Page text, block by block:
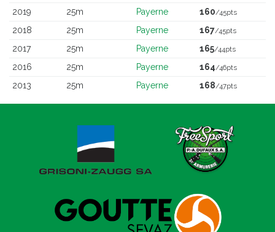
2019 25m Payerne 160/45pts
2018 25m Payerne 167/45pts
2017 25m Payerne 165/44pts
2016 25m Payerne 164/46pts
2013 25m Payerne 168/47pts